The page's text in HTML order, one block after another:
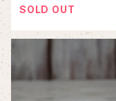
SOLD OUT